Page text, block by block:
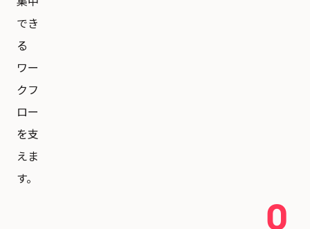
でき
る
ワー
クフ
ロー
を支
えま
す。
0